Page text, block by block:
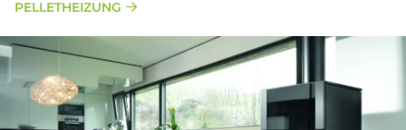
PELLETHEIZUNG